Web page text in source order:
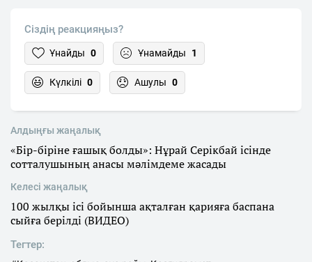
Сіздің реакцияңыз?
Ұнайды 0 Ұнамайды 1
Күлкілі 0 Ашулы 0
Алдыңғы жаңалық
«Бір-біріне ғашық болды»: Нұрай Серікбай ісінде
сотталушының анасы мәлімдеме жасады
Келесі жаңалық
100 жылқы ісі бойынша ақталған қарияға баспана
сыйға берілді (ВИДЕО)
Тегтер: